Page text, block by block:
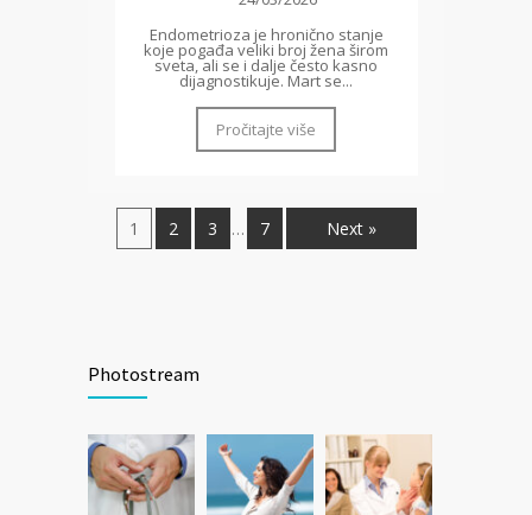
Endometrioza je hronično stanje
koje pogađa veliki broj žena širom
sveta, ali se i dalje često kasno
dijagnostikuje. Mart se...
Pročitajte više
1 2 3 … 7 Next »
Photostream